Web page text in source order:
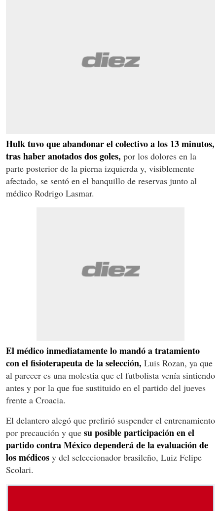
Hulk tuvo que abandonar el colectivo a los 13 minutos,
tras haber anotados dos goles, por los dolores en la
parte posterior de la pierna izquierda y, visiblemente
afectado, se sentó en el banquillo de reservas junto al
médico Rodrigo Lasmar.
El médico inmediatamente lo mandó a tratamiento
con el fisioterapeuta de la selección, Luis Rozan, ya que
al parecer es una molestia que el futbolista venía sintiendo
antes y por la que fue sustituido en el partido del jueves
frente a Croacia.
El delantero alegó que prefirió suspender el entrenamiento
por precaución y que su posible participación en el
partido contra México dependerá de la evaluación de
los médicos y del seleccionador brasileño, Luiz Felipe
Scolari.